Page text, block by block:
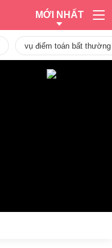
MỚI NHẤT
vụ điểm toán bất